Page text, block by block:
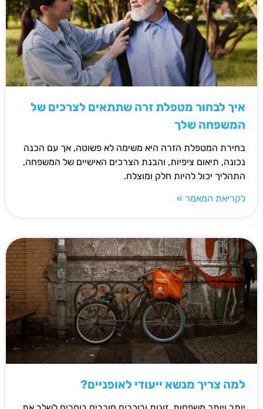
איך לבחור מטפלת זרה שתתאים לצרכים של
המשפחה שלך
בחירת המטפלת הזרה היא משימה לא פשוטה, אך עם הכנה
נכונה, תיאום ציפיות, והבנת הצרכים האישיים של המשפחה,
התהליך יכול להיות חלק ומוצלח.
לקריאת המאמר »
למה צריך מנשא ייעודי לאופניים?